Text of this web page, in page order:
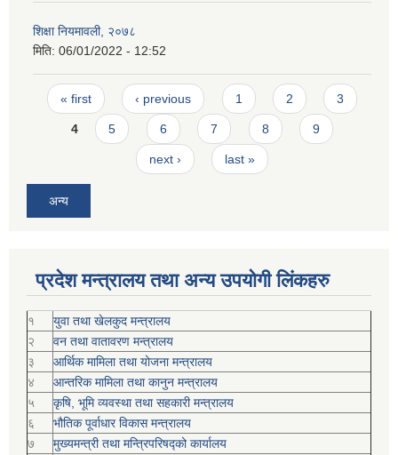
शिक्षा नियमावली, २०७८
मिति: 06/01/2022 - 12:52
Pages
« first ‹ previous 1 2 3
4 5 6 7 8 9
next › last »
अन्य
प्रदेश मन्त्रालय तथा अन्य उपयोगी लिंकहरु
१
युवा तथा खेलकुद मन्त्रालय
२
वन तथा वातावरण मन्त्रालय
३
आर्थिक मामिला तथा योजना मन्त्रालय
४
आन्तरिक मामिला तथा कानुन मन्त्रालय
५
कृषि, भूमि व्यवस्था तथा सहकारी मन्त्रालय
६
भौतिक पूर्वाधार विकास मन्त्रालय
७
मुख्यमन्त्री तथा मन्त्रिपरिषद्को कार्यालय